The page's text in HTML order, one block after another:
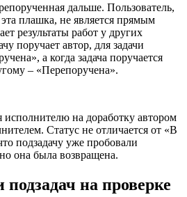
дальше. Пользователь,
плашка, не является прямым
результаты работ у других
поручает автор, для задачи
а когда задача поручается
– «Перепоручена».
исполнителю на доработку автором
Статус не отличается от «В
подзадачу уже пробовали
она была возвращена.
подзадач на проверке